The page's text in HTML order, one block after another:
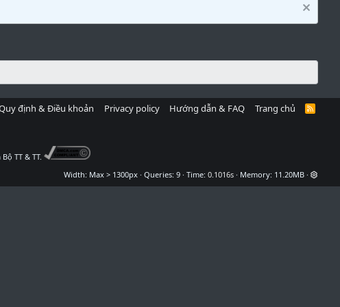
định & Điều khoản Privacy policy Hướng dẫn & FAQ Trang chủ
R
S
TT & TT.
Width
Queries 9 Time 0.1016s Memory 11.20MB